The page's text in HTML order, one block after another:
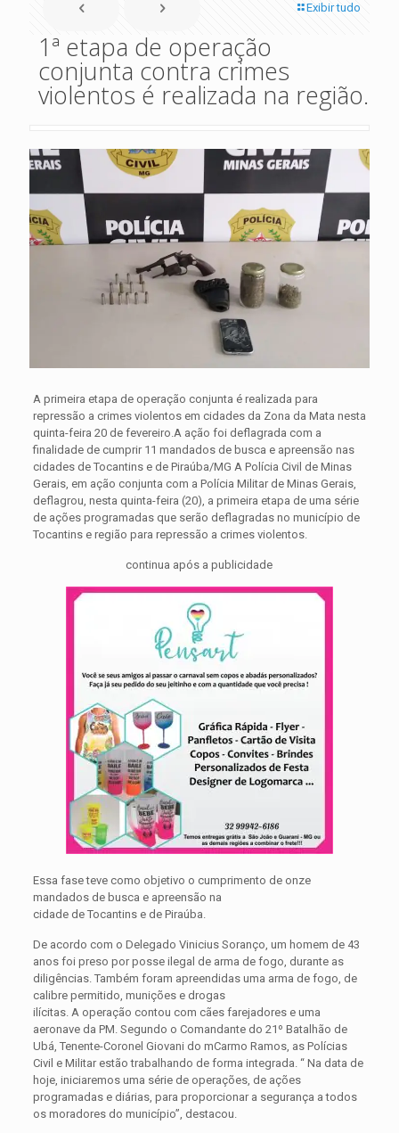
Exibir tudo
1ª etapa de operação
conjunta contra crimes
violentos é realizada na região.
A primeira etapa de operação conjunta é realizada para
repressão a crimes violentos em cidades da Zona da Mata nesta
quinta-feira 20 de fevereiro. A ação foi deflagrada com a
finalidade de cumprir 11 mandados de busca e apreensão nas
cidades de Tocantins e de Piraúba/MG A Polícia Civil de Minas
Gerais, em ação conjunta com a Polícia Militar de Minas Gerais,
deflagrou, nesta quinta-feira (20), a primeira etapa de uma série
de ações programadas que serão deflagradas no município de
Tocantins e região para repressão a crimes violentos.
continua após a publicidade
Essa fase teve como objetivo o cumprimento de onze
mandados de busca e apreensão na
cidade de Tocantins e de Piraúba.
De acordo com o Delegado Vinicius Soranço, um homem de 43
anos foi preso por posse ilegal de arma de fogo, durante as
diligências. Também foram apreendidas uma arma de fogo, de
calibre permitido, munições e drogas
ilícitas. A operação contou com cães farejadores e uma
aeronave da PM. Segundo o Comandante do 21º Batalhão de
Ubá, Tenente-Coronel Giovani do mCarmo Ramos, as Polícias
Civil e Militar estão trabalhando de forma integrada. “ Na data de
hoje, iniciaremos uma série de operações, de ações
programadas e diárias, para proporcionar a segurança a todos
os moradores do município”, destacou.